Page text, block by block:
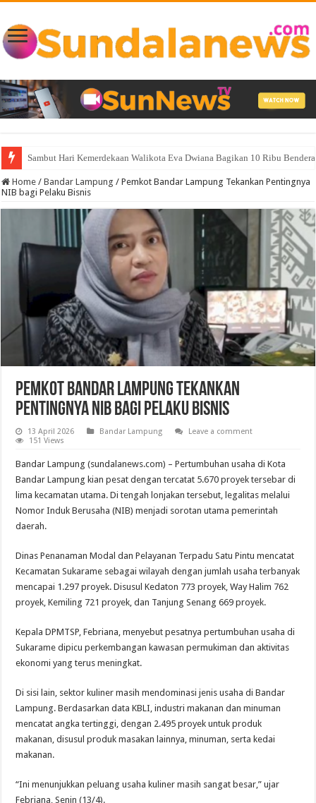
Sah Secara Aklamasi, Wahrul Fauzi Silalahi Pimpin Karang Taruna
Home / Bandar Lampung / Pemkot Bandar Lampung Tekankan Pentingnya
NIB bagi Pelaku Bisnis
Pemkot Bandar Lampung Tekankan
Pentingnya NIB bagi Pelaku Bisnis
13 April 2026 Bandar Lampung
Leave a comment
151 Views
Bandar Lampung (sundalanews.com) – Pertumbuhan usaha di Kota
Bandar Lampung kian pesat dengan tercatat 5.670 proyek tersebar di
lima kecamatan utama. Di tengah lonjakan tersebut, legalitas melalui
Nomor Induk Berusaha (NIB) menjadi sorotan utama pemerintah
daerah.
Dinas Penanaman Modal dan Pelayanan Terpadu Satu Pintu mencatat
Kecamatan Sukarame sebagai wilayah dengan jumlah usaha terbanyak
mencapai 1.297 proyek. Disusul Kedaton 773 proyek, Way Halim 762
proyek, Kemiling 721 proyek, dan Tanjung Senang 669 proyek.
Kepala DPMTSP, Febriana, menyebut pesatnya pertumbuhan usaha di
Sukarame dipicu perkembangan kawasan permukiman dan aktivitas
ekonomi yang terus meningkat.
Di sisi lain, sektor kuliner masih mendominasi jenis usaha di Bandar
Lampung. Berdasarkan data KBLI, industri makanan dan minuman
mencatat angka tertinggi, dengan 2.495 proyek untuk produk
makanan, disusul produk masakan lainnya, minuman, serta kedai
makanan.
“Ini menunjukkan peluang usaha kuliner masih sangat besar,” ujar
Febriana, Senin (13/4).